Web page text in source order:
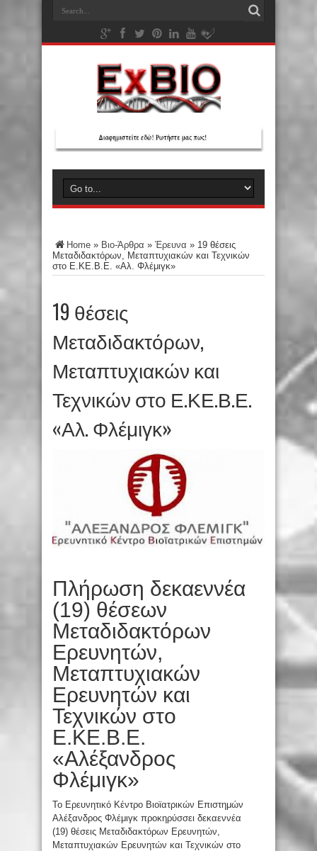
Home » Βιο-Άρθρα » Έρευνα » 19 θέσεις
Μεταδιδακτόρων, Μεταπτυχιακών και Τεχνικών
στο Ε.ΚΕ.Β.Ε. «Αλ. Φλέμιγκ»
19 θέσεις
Μεταδιδακτόρων,
Μεταπτυχιακών και
Τεχνικών στο Ε.ΚΕ.Β.Ε.
«Αλ. Φλέμιγκ»
Πλήρωση δεκαεννέα
(19) θέσεων
Μεταδιδακτόρων
Ερευνητών,
Μεταπτυχιακών
Ερευνητών και
Τεχνικών στο
Ε.ΚΕ.Β.Ε.
«Αλέξανδρος
Φλέμιγκ»
Το Ερευνητικό Κέντρο Βιοϊατρικών Επιστημών
Αλέξανδρος Φλέμιγκ προκηρύσσει δεκαεννέα
(19) θέσεις Μεταδιδακτόρων Ερευνητών,
Μεταπτυχιακών Ερευνητών και Τεχνικών στο